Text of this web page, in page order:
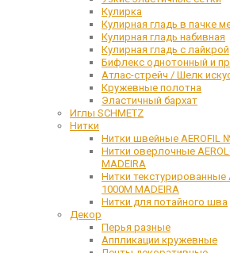
Кулирка
Кулирная гладь в пачке
Кулирная гладь набивная
Кулирная гладь с лайкрой
Бифлекс однотонный и
Атлас-стрейч / Шелк
Кружевные полотна
Эластичный бархат
Иглы SCHMETZ
Нитки
Нитки швейные AEROFIL
Нитки оверлочные
MADEIRA
Нитки текстурированные
1000М MADEIRA
Нитки для потайного шва
Декор
Перья разные
Аппликации кружевные